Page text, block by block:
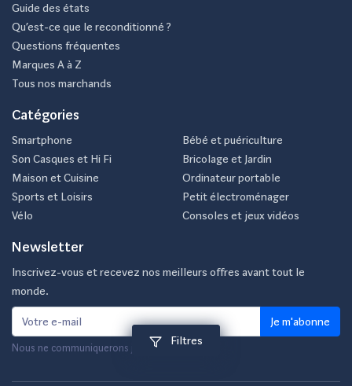
Filtres
Guide des états
Qu’est-ce que le reconditionné ?
Questions fréquentes
Marques A à Z
Tous nos marchands
Catégories
Smartphone
Son Casques et Hi Fi
Maison et Cuisine
Sports et Loisirs
Vélo
Bébé et puériculture
Bricolage et Jardin
Ordinateur portable
Petit électroménager
Consoles et jeux vidéos
Newsletter
Inscrivez-vous et recevez nos meilleurs offres avant tout le
monde.
Je m'abonne
Nous ne communiquerons jamais votre e-mail.